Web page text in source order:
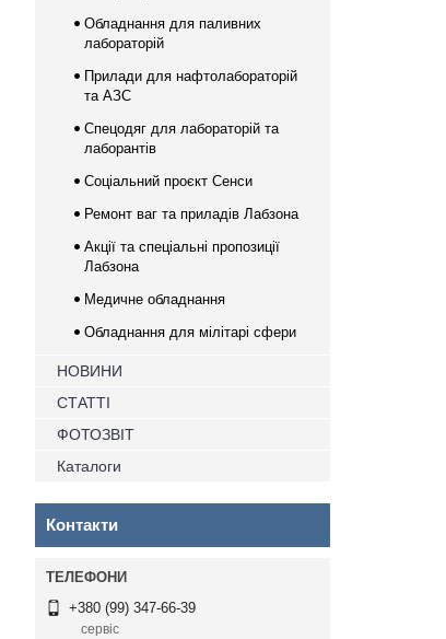
Обладнання для паливних
лабораторій
Прилади для нафтолабораторій
та АЗС
Спецодяг для лабораторій та
лаборантів
Соціальний проєкт Сенси
Ремонт ваг та приладів Лабзона
Акції та спеціальні пропозиції
Лабзона
Медичне обладнання
Обладнання для мілітарі сфери
НОВИНИ
СТАТТІ
ФОТОЗВІТ
Каталоги
Контакти
+380 (99) 347-66-39
сервіс